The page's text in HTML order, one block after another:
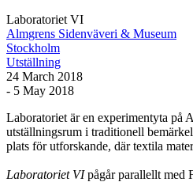
Laboratoriet VI
Almgrens Sidenväveri & Museum
Stockholm
Utställning
24 March 2018
- 5 May 2018
Laboratoriet är en experimentyta
utställningsrum i traditionell
plats för utforskande, där textila
Laboratoriet VIpågår parallellt med